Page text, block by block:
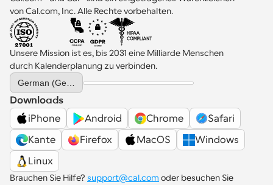
von Cal.com, Inc. Alle Rechte vorbehalten.
Unsere Mission ist es, bis 2031 eine Milliarde Menschen
durch Kalenderplanung zu verbinden.
Select Language
Downloads
iPhone
Android Chrome
Safari
Kante
Firefox MacOS
Windows
Linux
Brauchen Sie Hilfe? support@cal.com